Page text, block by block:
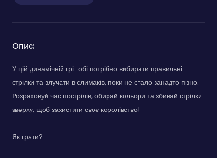
Опис:
У цій динамічній грі тобі потрібно вибирати правильні
стрілки та влучати в слимаків, поки не стало занадто пізно.
Розраховуй час пострілів, обирай кольори та збивай стрілки
зверху, щоб захистити своє королівство!
Як грати?